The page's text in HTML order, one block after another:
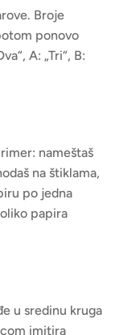
Broje
ponovo
A: „Tri“, B:
nameštaš
na štiklama,
po jedna
papira
u sredinu kruga
imitira